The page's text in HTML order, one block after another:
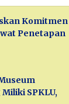
Komitmen
Penetapan
SPKLU,